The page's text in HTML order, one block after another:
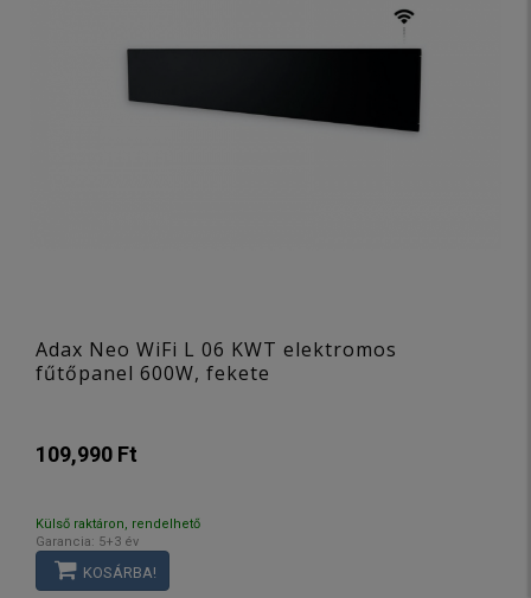
Adax Neo WiFi L 06 KWT elektromos
fűtőpanel 600W, fekete
109,990 Ft
Külső raktáron, rendelhető
Garancia: 5+3 év
KOSÁRBA!